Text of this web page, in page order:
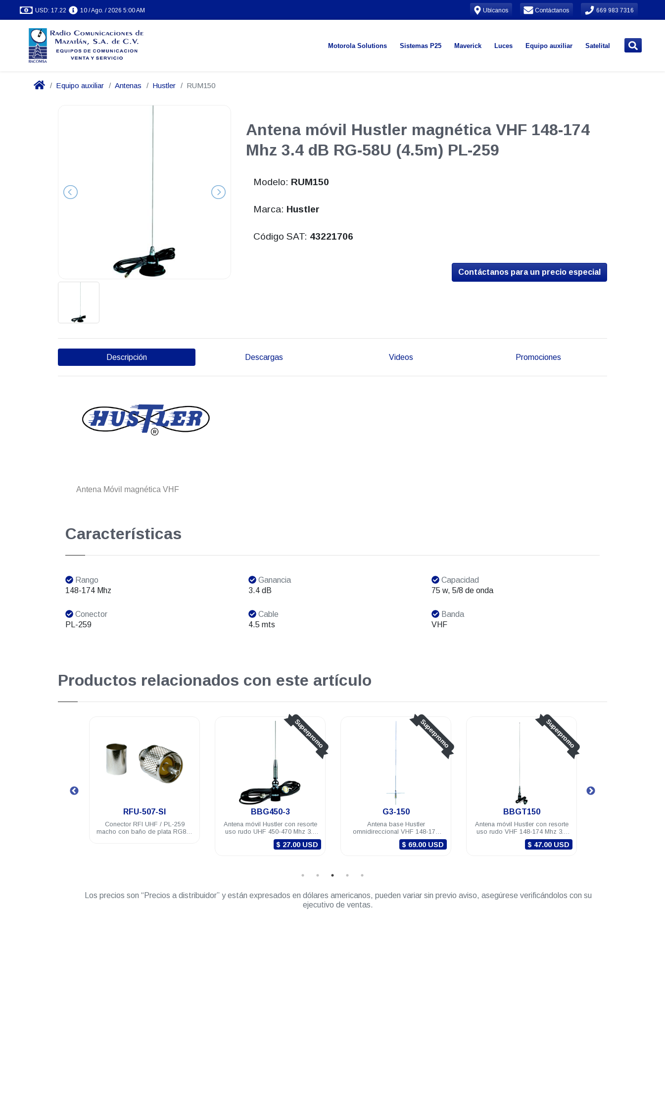
USD: 17.22 10 / Ago. / 2026 5:00 AM Ubícanos Contáctanos 669 983 7316
Motorola Solutions Sistemas P25 Maverick Luces Equipo auxiliar Satelital
Equipo auxiliar Antenas Hustler RUM150
Antena móvil Hustler magnética VHF 148-174
Mhz 3.4 dB RG-58U (4.5m) PL-259
Modelo: RUM150
Marca: Hustler
Código SAT: 43221706
Contáctanos para un precio especial
Descripción Descargas Videos Promociones
Antena Móvil magnética VHF
Características
Rango
148-174 Mhz
Ganancia
3.4 dB
Capacidad
75 w, 5/8 de onda
Conector
PL-259
Cable
4.5 mts
Banda
VHF
Productos relacionados con este artículo
BBG450-3
Antena móvil Hustler con resorte
uso rudo UHF 450-470 Mhz 3.4
Superpromo
G3-150
Antena base Hustler
omnidireccional VHF 148-174
Mhz 3 dB SO-239 aluminio
$ 69.00 USD
Superpromo
BBGT150
Antena móvil Hustler con resorte
uso rudo VHF 148-174 Mhz 3.4
dB M-34 RG-58U (5m) PL-259
$ 47.00 USD
Superpromo
RUM150M
Antena móvil Hustler magnética
VHF 148-174 Mhz 3.4 dB RG-58U
(4.5m) mini-UHF
$ 22.00 USD
Los precios son “Precios a distribuidor” y están expresados en dólares americanos, pueden variar sin previo aviso, asegúrese verificándolos con su
ejecutivo de ventas.